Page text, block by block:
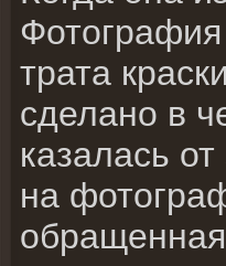
трата
сделано в
казалась
на